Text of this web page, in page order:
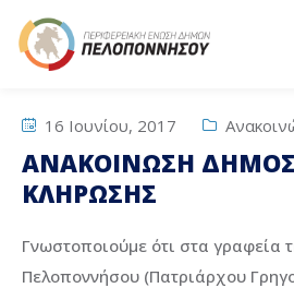
16 Ιουνίου, 2017
ΑΝΑΚΟΙΝΩΣΗ
ΚΛΗΡΩΣΗΣ
Γνωστοποιούμε ότι στα γραφεία
Πελοποννήσου (Πατριάρχου